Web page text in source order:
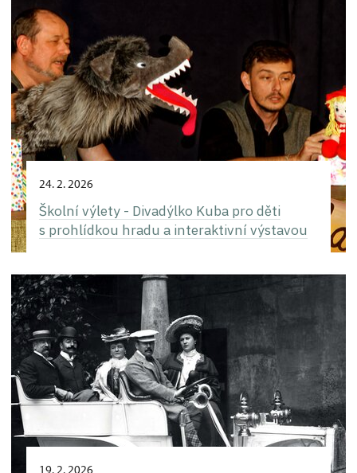
24. 2. 2026
Školní výlety - Divadýlko Kuba pro děti
s prohlídkou hradu a interaktivní výstavou
19. 2. 2026